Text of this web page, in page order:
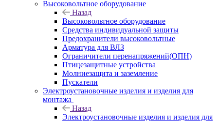
Высоковольтное оборудование
Назад
Высоковольтное оборудование
Средства индивидуальной защиты
Предохранители высоковольтные
Арматура для ВЛЗ
Ограничители перенапряжений(ОПН)
Птицезащитные устройства
Молниезащита и заземление
Пускатели
Электроустановочные изделия и изделия для
монтажа
Назад
Электроустановочные изделия и изделия для